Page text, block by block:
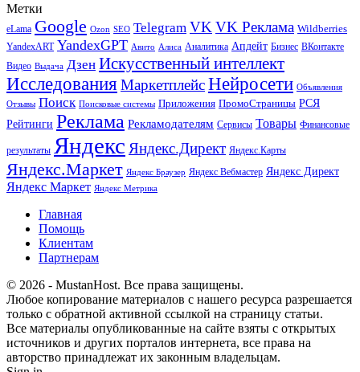
Метки
eLama Google Ozon SEO Telegram VK VK Реклама Wildberries
YandexART YandexGPT Авито Алиса Аналитика Апдейт Бизнес ВКонтакте
Видео Выдача Дзен Искусственный интеллект
Исследования МаркетплейсНейросети Объявления
Отзывы Поиск Поисковые системы Приложения ПромоСтраницы РСЯ
Рейтинги Реклама Рекламодателям Сервисы Товары Финансовые
результаты Яндекс Яндекс.Директ Яндекс.Карты
Яндекс.Маркет Яндекс Браузер Яндекс Вебмастер Яндекс Директ
Яндекс Маркет Яндекс Метрика
Главная
Помощь
Клиентам
Партнерам
© 2026 - MustanHost. Все права защищены.
Любое копирование материалов с нашего ресурса разрешается
только с обратной активной ссылкой на страницу статьи.
Все материалы опубликованные на сайте взяты с открытых
источников и других порталов интернета, все права на
авторство принадлежат их законным владельцам.